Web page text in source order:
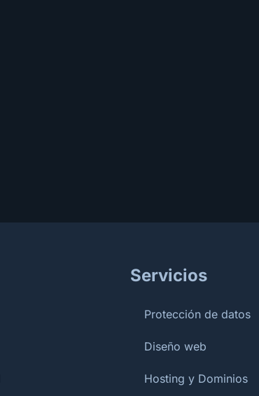
Servicios
Protección de datos
Diseño web
Hosting y Dominios